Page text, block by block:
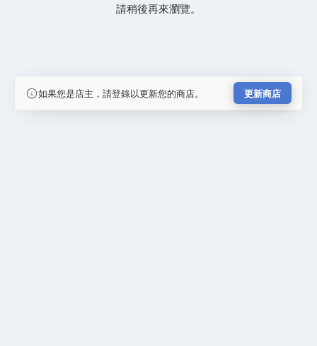
請稍後再來瀏覽。
如果您是店主，請登錄以更新您的商店。 更新商店